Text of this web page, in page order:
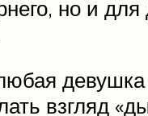
но и для
взгляд